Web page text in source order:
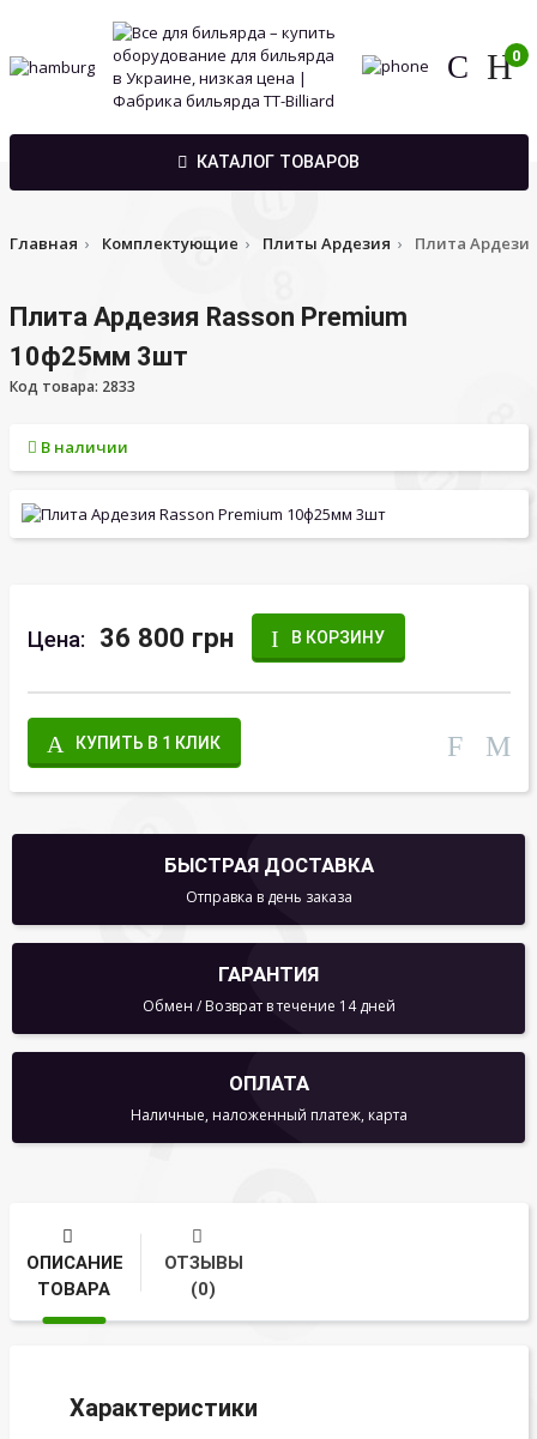
0
КАТАЛОГ ТОВАРОВ
Главная Комплектующие Плиты Ардезия Плита
Плита Ардезия Rasson Premium
10ф25мм 3шт
Код товара: 2833
В наличии
Цена: 36 800 грн В КОРЗИНУ
КУПИТЬ В 1 КЛИК
БЫСТРАЯ ДОСТАВКА
Отправка в день заказа
ГАРАНТИЯ
Обмен / Возврат в течение 14 дней
ОПЛАТА
Наличные, наложенный платеж, карта
ОПИСАНИЕ
ТОВАРА
ОТЗЫВЫ
(0)
Характеристики